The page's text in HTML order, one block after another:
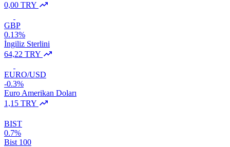
0,00 TRY
GBP
0.13%
İngiliz Sterlini
64,22 TRY
EURO/USD
-0.3%
Euro Amerikan Doları
1,15 TRY
BIST
0.7%
Bist 100